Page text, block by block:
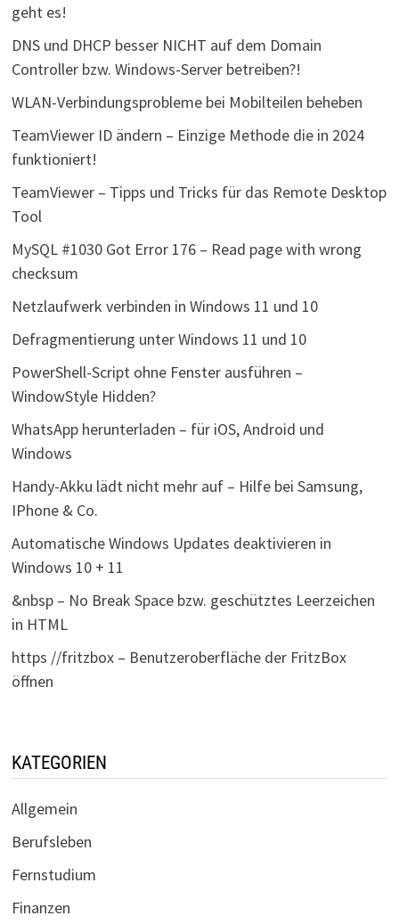
geht es!
DNS und DHCP besser NICHT auf dem Domain
Controller bzw. Windows-Server betreiben?!
WLAN-Verbindungsprobleme bei Mobilteilen beheben
TeamViewer ID ändern – Einzige Methode die in 2024
funktioniert!
TeamViewer – Tipps und Tricks für das Remote Desktop
Tool
MySQL #1030 Got Error 176 – Read page with wrong
checksum
Netzlaufwerk verbinden in Windows 11 und 10
Defragmentierung unter Windows 11 und 10
PowerShell-Script ohne Fenster ausführen –
WindowStyle Hidden?
WhatsApp herunterladen – für iOS, Android und
Windows
Handy-Akku lädt nicht mehr auf – Hilfe bei Samsung,
IPhone & Co.
Automatische Windows Updates deaktivieren in
Windows 10 + 11
&nbsp – No Break Space bzw. geschütztes Leerzeichen
in HTML
https //fritzbox – Benutzeroberfläche der FritzBox
öffnen
KATEGORIEN
Allgemein
Berufsleben
Fernstudium
Finanzen